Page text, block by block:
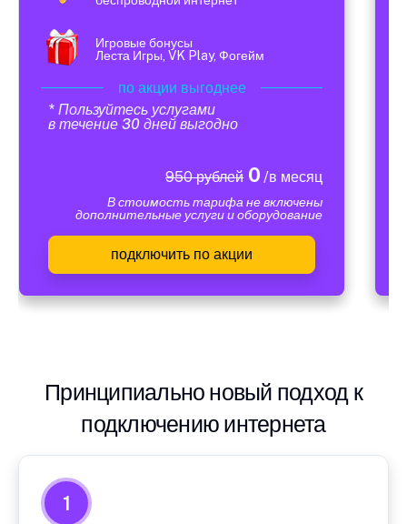
Игровые бонусы
Леста Игры, VK Play, Фогейм
по акции выгоднее
* Пользуйтесь услугами
в течение 30 дней выгодно
950 рублей0 /в месяц
В стоимость тарифа не включены
дополнительные услуги и оборудование
подключить по акции
Принципиально новый подход к
подключению интернета
1